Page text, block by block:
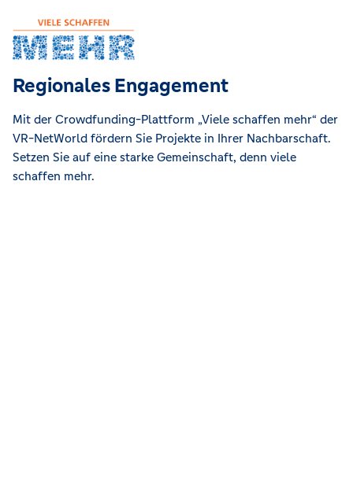
Regionales Engagement
Mit der Crowdfunding-Plattform „Viele schaffen mehr“ der
VR-NetWorld fördern Sie Projekte in Ihrer Nachbarschaft.
Setzen Sie auf eine starke Gemeinschaft, denn viele
schaffen mehr.